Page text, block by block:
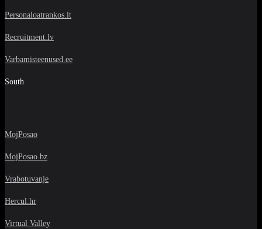
Personaloatrankos.lt
Recruitment.lv
Varbamisteenused.ee
South
MojPosao
MojPosao.bz
Vrabotuvanje
Hercul.hr
Virtual Valley